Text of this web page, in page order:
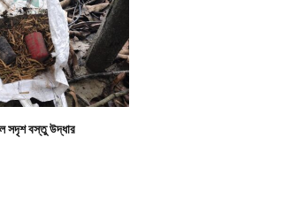
সদৃশ বস্তু উদ্ধার